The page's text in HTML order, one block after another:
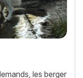
les berger